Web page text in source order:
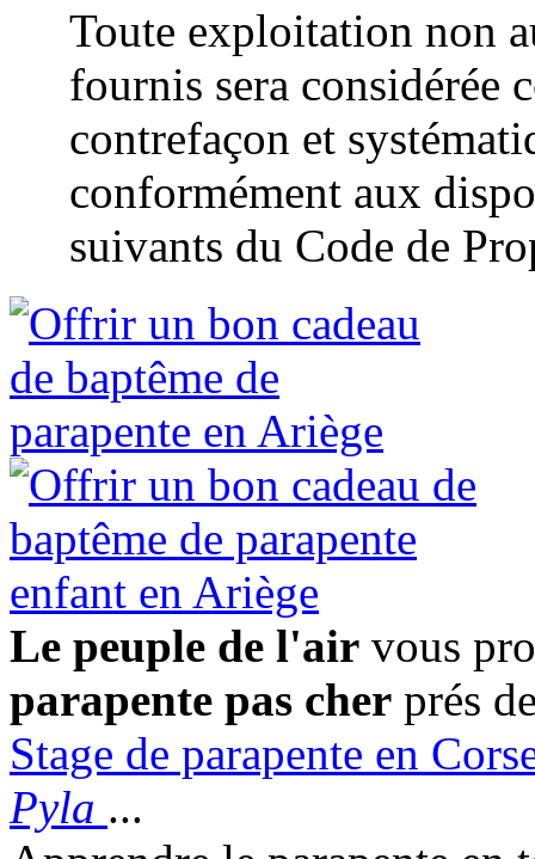
Toute exploitation non
fournis sera considérée
contrefaçon et
conformément aux
suivants du Code de
Le peuple de l'air vous
parapente pas cher prés
Stage de parapente en
Pyla ...